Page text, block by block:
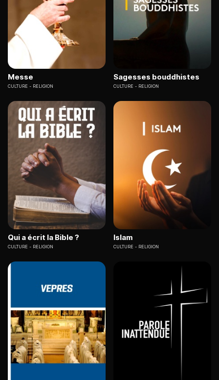
Messe
CULTURE RELIGION
Sagesses bouddhistes
CULTURE RELIGION
Qui a écrit la Bible ?
CULTURE RELIGION
Islam
CULTURE RELIGION